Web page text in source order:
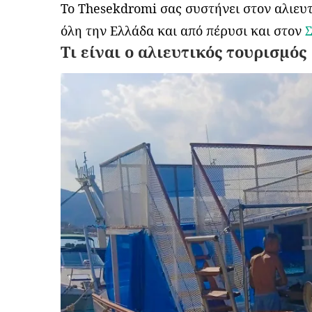
To Thesekdromi σας συστήνει στον
όλη την Ελλάδα και από πέρυσι και στον
Τι είναι ο αλιευτικός τουρισμός